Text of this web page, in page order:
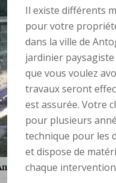
Il existe différents
pour votre
dans la ville de
jardinier
que vous voulez
travaux seront
est assurée. Votre
pour plusieurs
technique pour les
et dispose de
chaque